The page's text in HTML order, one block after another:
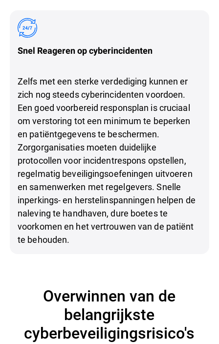
Snel Reageren op cyberincidenten
Zelfs met een sterke verdediging kunnen er
zich nog steeds cyberincidenten voordoen.
Een goed voorbereid responsplan is cruciaal
om verstoring tot een minimum te beperken
en patiëntgegevens te beschermen.
Zorgorganisaties moeten duidelijke
protocollen voor incidentrespons opstellen,
regelmatig beveiligingsoefeningen uitvoeren
en samenwerken met regelgevers. Snelle
inperkings- en herstelinspanningen helpen de
naleving te handhaven, dure boetes te
voorkomen en het vertrouwen van de patiënt
te behouden.
Overwinnen van de
belangrijkste
cyberbeveiligingsrisico's